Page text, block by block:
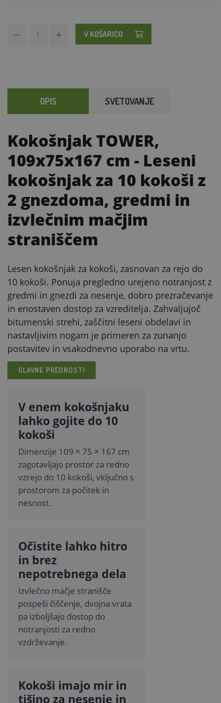
V KOŠARICO
OPIS SVETOVANJE
Kokošnjak TOWER,
109x75x167 cm - Leseni
kokošnjak za 10 kokoši z
2 gnezdoma, gredmi in
izvlečnim mačjim
straniščem
Lesen kokošnjak za kokoši, zasnovan za rejo do
10 kokoši. Ponuja pregledno urejeno notranjost z
gredmi in gnezdi za nesenje, dobro prezračevanje
in enostaven dostop za vzreditelja. Zahvaljujoč
bitumenski strehi, zaščitni leseni obdelavi in
nastavljivim nogam je primeren za zunanjo
postavitev in vsakodnevno uporabo na vrtu.
GLAVNE PREDNOSTI
V enem kokošnjaku
lahko gojite do 10
kokoši
Dimenzije 109 × 75 × 167 cm
zagotavljajo prostor za redno
vzrejo do 10 kokoši, vključno s
prostorom za počitek in
nesnost.
Očistite lahko hitro
in brez
nepotrebnega dela
Izvlečno mačje stranišče
pospeši čiščenje, dvojna vrata
pa izboljšajo dostop do
notranjosti za redno
vzdrževanje.
Kokoši imajo mir in
tišino za nesenje in